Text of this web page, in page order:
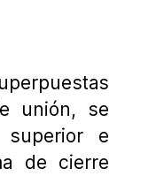
unión, se
superior e
de cierre